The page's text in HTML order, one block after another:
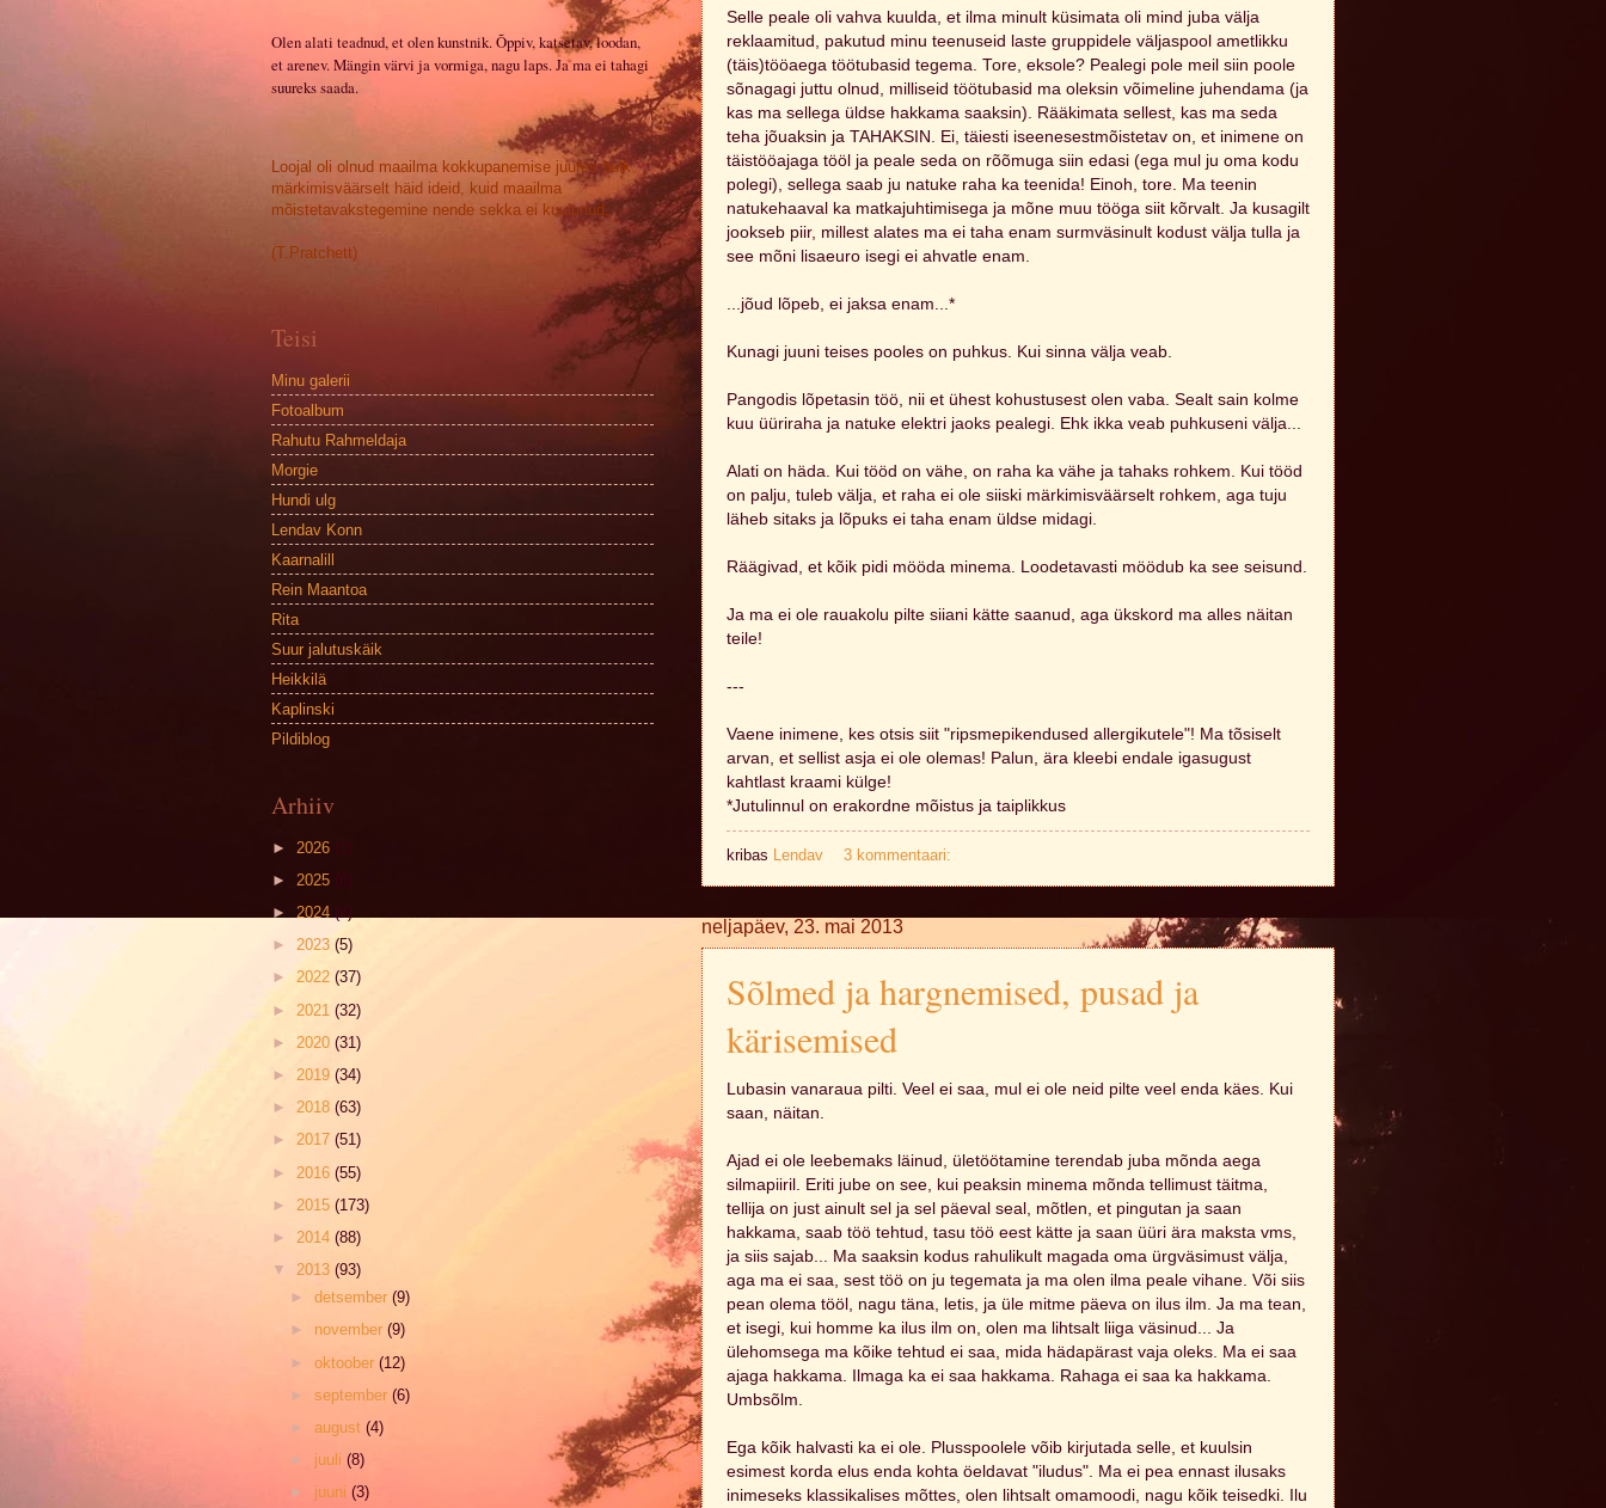
Selle peale oli vahva kuulda, et ilma minult küsimata oli mind juba välja
reklaamitud, pakutud minu teenuseid laste gruppidele väljaspool ametlikku
(täis)tööaega töötubasid tegema. Tore, eksole? Pealegi pole meil siin poole
sõnagagi juttu olnud, milliseid töötubasid ma oleksin võimeline juhendama (ja
kas ma sellega üldse hakkama saaksin). Rääkimata sellest, kas ma seda
teha jõuaksin ja TAHAKSIN. Ei, täiesti iseenesestmõistetav on, et inimene on
täistööajaga tööl ja peale seda on rõõmuga siin edasi (ega mul ju oma kodu
polegi), sellega saab ju natuke raha ka teenida! Einoh, tore. Ma teenin
natukehaaval ka matkajuhtimisega ja mõne muu tööga siit kõrvalt. Ja kusagilt
jookseb piir, millest alates ma ei taha enam surmväsinult kodust välja tulla ja
see mõni lisaeuro isegi ei ahvatle enam.
...jõud lõpeb, ei jaksa enam...*
Kunagi juuni teises pooles on puhkus. Kui sinna välja veab.
Pangodis lõpetasin töö, nii et ühest kohustusest olen vaba. Sealt sain kolme
kuu üüriraha ja natuke elektri jaoks pealegi. Ehk ikka veab puhkuseni välja...
Alati on häda. Kui tööd on vähe, on raha ka vähe ja tahaks rohkem. Kui tööd
on palju, tuleb välja, et raha ei ole siiski märkimisväärselt rohkem, aga tuju
läheb sitaks ja lõpuks ei taha enam üldse midagi.
Räägivad, et kõik pidi mööda minema. Loodetavasti möödub ka see seisund.
Ja ma ei ole rauakolu pilte siiani kätte saanud, aga ükskord ma alles näitan
teile!
---
Vaene inimene, kes otsis siit "ripsmepikendused allergikutele"! Ma tõsiselt
arvan, et sellist asja ei ole olemas! Palun, ära kleebi endale igasugust
kahtlast kraami külge!
*Jutulinnul on erakordne mõistus ja taiplikkus
kribas Lendav 3 kommentaari:
neljapäev, 23. mai 2013
Sõlmed ja hargnemised, pusad ja
kärisemised
Lubasin vanaraua pilti. Veel ei saa, mul ei ole neid pilte veel enda käes. Kui
saan, näitan.
Ajad ei ole leebemaks läinud, ületöötamine terendab juba mõnda aega
silmapiiril. Eriti jube on see, kui peaksin minema mõnda tellimust täitma,
tellija on just ainult sel ja sel päeval seal, mõtlen, et pingutan ja saan
hakkama, saab töö tehtud, tasu töö eest kätte ja saan üüri ära maksta vms,
ja siis sajab... Ma saaksin kodus rahulikult magada oma ürgväsimust välja,
aga ma ei saa, sest töö on ju tegemata ja ma olen ilma peale vihane. Või siis
pean olema tööl, nagu täna, letis, ja üle mitme päeva on ilus ilm. Ja ma tean,
et isegi, kui homme ka ilus ilm on, olen ma lihtsalt liiga väsinud... Ja
ülehomsega ma kõike tehtud ei saa, mida hädapärast vaja oleks. Ma ei saa
ajaga hakkama. Ilmaga ka ei saa hakkama. Rahaga ei saa ka hakkama.
Umbsõlm.
Ega kõik halvasti ka ei ole. Plusspoolele võib kirjutada selle, et kuulsin
esimest korda elus enda kohta öeldavat "iludus". Ma ei pea ennast ilusaks
inimeseks klassikalises mõttes, olen lihtsalt omamoodi, nagu kõik teisedki. Ilu
Olen alati teadnud, et olen kunstnik. Õppiv, katsetav, loodan,
et arenev. Mängin värvi ja vormiga, nagu laps. Ja ma ei tahagi
suureks saada.
Loojal oli olnud maailma kokkupanemise juures hulk
märkimisväärselt häid ideid, kuid maailma
mõistetavakstegemine nende sekka ei kuulunud.
(T.Pratchett)
Teisi
Minu galerii
Fotoalbum
Rahutu Rahmeldaja
Morgie
Hundi ulg
Lendav Konn
Kaarnalill
Rein Maantoa
Rita
Suur jalutuskäik
Heikkilä
Kaplinski
Pildiblog
Arhiiv
► 2026 (1)
► 2025 (6)
► 2024 (4)
► 2023 (5)
► 2022 (37)
► 2021 (32)
► 2020 (31)
► 2019 (34)
► 2018 (63)
► 2017 (51)
► 2016 (55)
► 2015 (173)
► 2014 (88)
▼ 2013 (93)
►detsember(9)
► november(9)
►oktoober(12)
►september(6)
►august(4)
► juuli(8)
► juuni(3)